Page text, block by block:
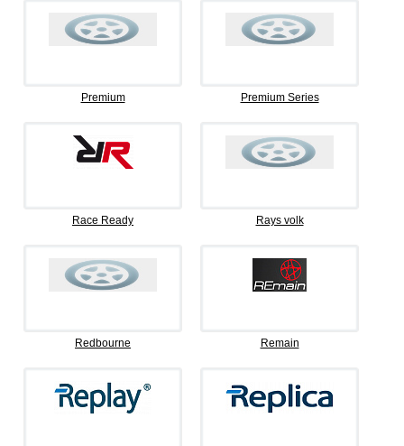
Premium Premium Series
Race Ready Rays volk
Redbourne Remain